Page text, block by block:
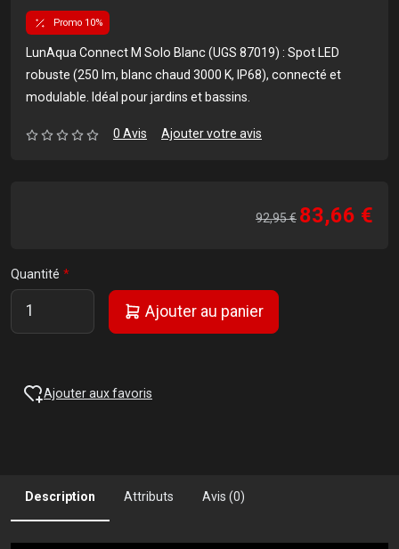
Promo 10%
LunAqua Connect M Solo Blanc (UGS 87019) : Spot LED
robuste (250 lm, blanc chaud 3000 K, IP68), connecté et
modulable. Idéal pour jardins et bassins.
0 Avis Ajouter votre avis
92,95 € 83,66 €
Quantité
Ajouter au panier
Ajouter aux favoris
Description Attributs Avis (0)